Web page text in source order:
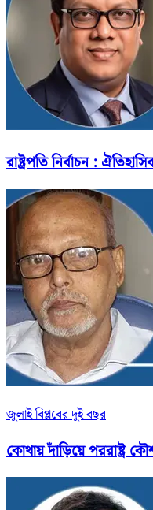
রাষ্ট্রপতি নির্বাচন :
জুলাই বিপ্লবের দুই বছর
কোথায় দাঁড়িয়ে পররাষ্ট্র